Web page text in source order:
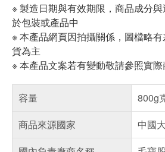
※ 製造日期與有效期限，商品成分
於包裝或產品中
※ 本產品網頁因拍攝關係，圖檔略
貨為主
※ 本產品文案若有變動敬請參照實
容量
800g
商品來源國家
中國